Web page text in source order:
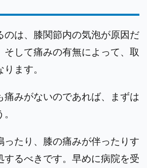
のは、膝関節内の気泡が原因だ
そして痛みの有無によって、取
ます。
痛みがないのであれば、まずは
ったり、膝の痛みが伴ったりす
するべきです。早めに病院を受